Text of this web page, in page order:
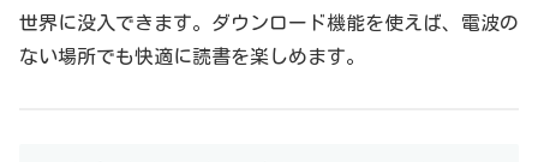
世界に没入できます。ダウンロード機能を使えば、電波の
ない場所でも快適に読書を楽しめます。